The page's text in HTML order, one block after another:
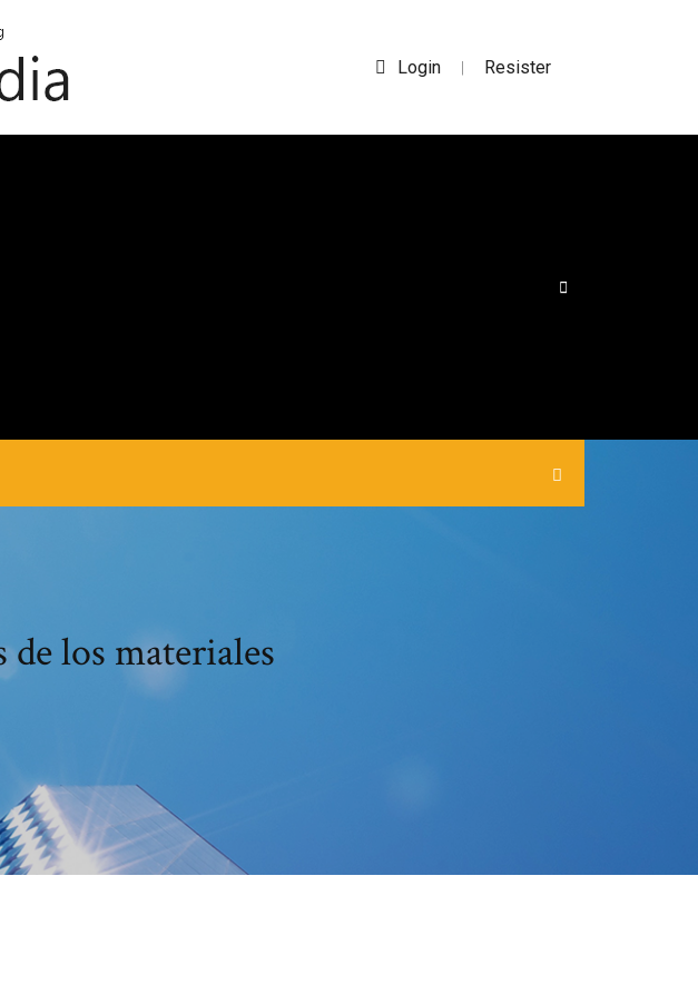
Login | Resister
los materiales